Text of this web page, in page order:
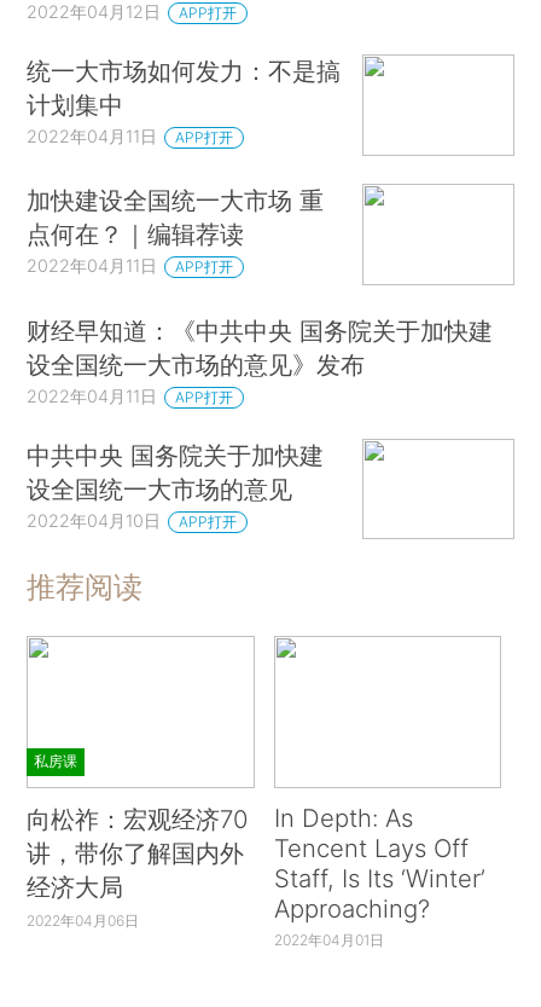
2022年04月12日 APP打开
统一大市场如何发力：不是搞
计划集中
2022年04月11日 APP打开
加快建设全国统一大市场 重
点何在？｜编辑荐读
2022年04月11日 APP打开
财经早知道：《中共中央 国务院关于加快建
设全国统一大市场的意见》发布
2022年04月11日 APP打开
中共中央 国务院关于加快建
设全国统一大市场的意见
2022年04月10日 APP打开
推荐阅读
私房课
向松祚：宏观经济70
讲，带你了解国内外
经济大局
2022年04月06日
In Depth: As
Tencent Lays Off
Staff, Is Its ‘Winter’
Approaching?
2022年04月01日